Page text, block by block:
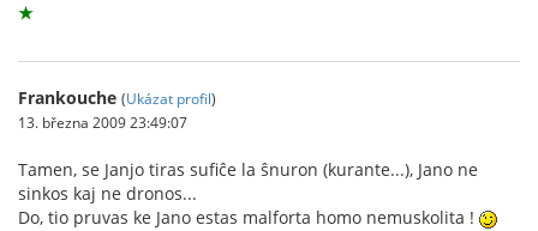
★
Frankouche (Ukázat profil)
13. března 2009 23:49:07
Tamen, se Janjo tiras sufiĉe la ŝnuron (kurante...), Jano ne
sinkos kaj ne dronos...
Do, tio pruvas ke Jano estas malforta homo nemuskolita !